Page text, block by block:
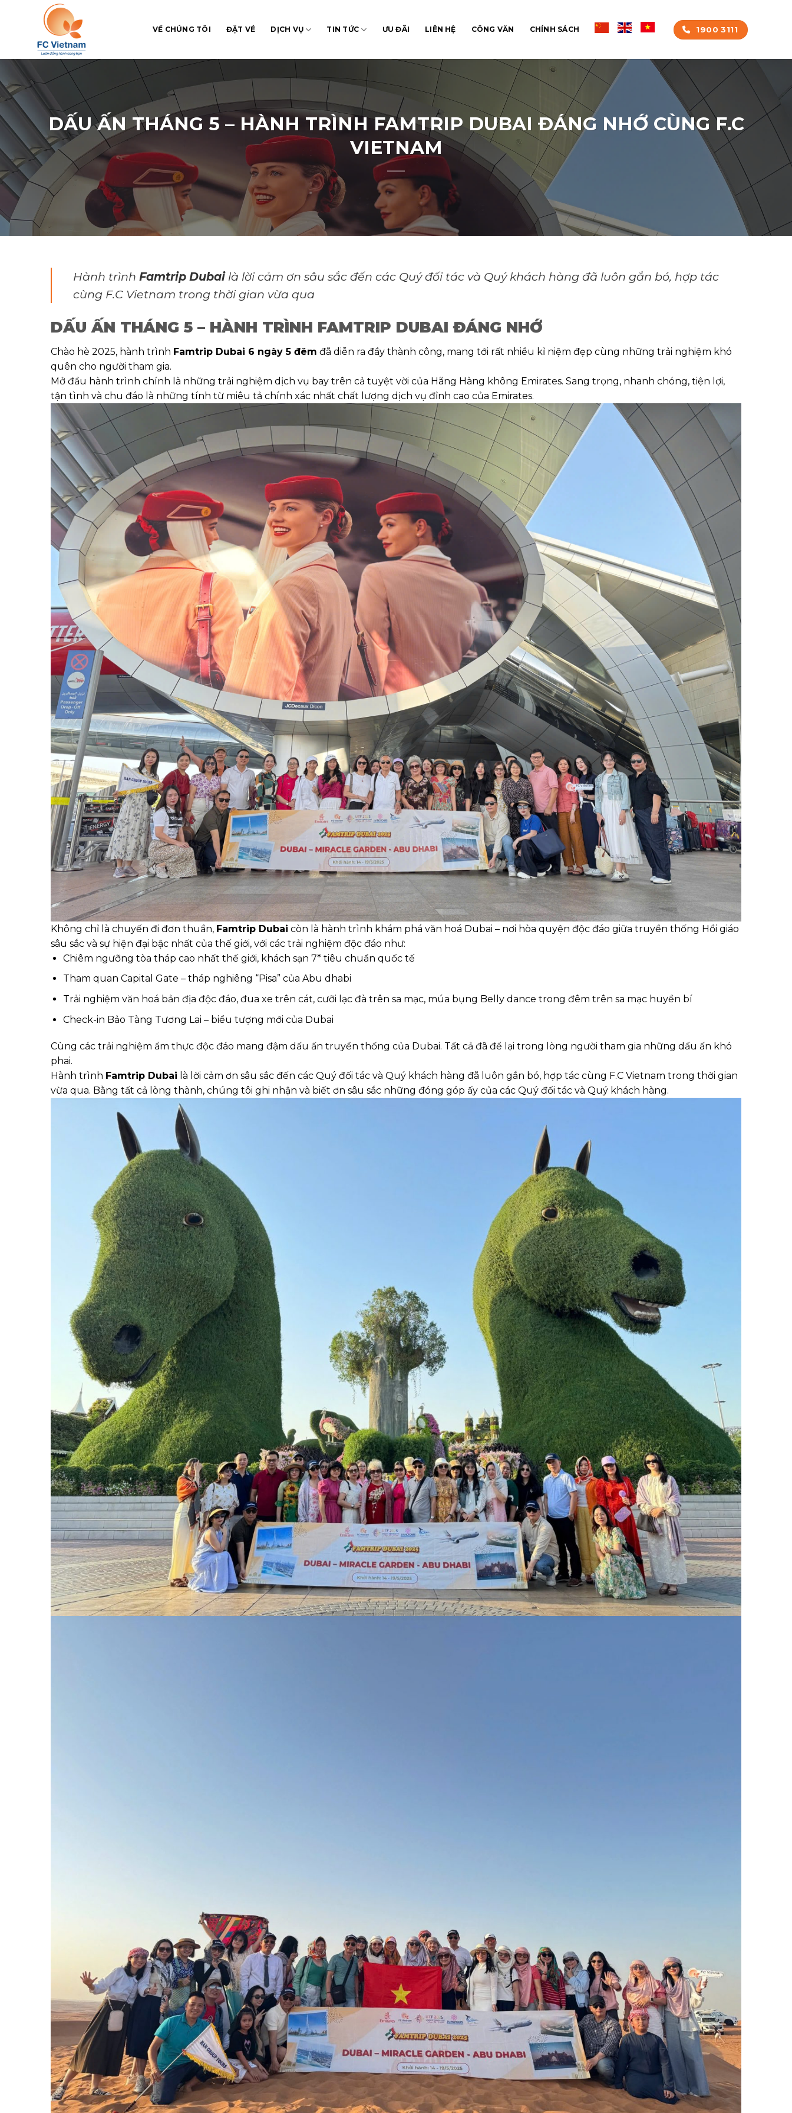
VỀ CHÚNG TÔI ĐẶT VÉ DỊCH VỤ TIN TỨC ƯU ĐÃI LIÊN HỆ CÔNG VĂN CHÍNH SÁCH 1900 3111
DẤU ẤN THÁNG 5 – HÀNH TRÌNH FAMTRIP DUBAI ĐÁNG NHỚ CÙNG F.C
VIETNAM
Hành trình Famtrip Dubailà lời cảm ơn sâu sắc đến các Quý đối tác và Quý khách hàng đã luôn gắn bó, hợp tác
cùng F.C Vietnam trong thời gian vừa qua
DẤU ẤN THÁNG 5 – HÀNH TRÌNH FAMTRIP DUBAI ĐÁNG NHỚ
Chào hè 2025, hành trình Famtrip Dubai 6 ngày 5 đêm đã diễn ra đầy thành công, mang tới rất nhiều kỉ niệm đẹp cùng những trải nghiệm khó
quên cho người tham gia.
Mở đầu hành trình chính là những trải nghiệm dịch vụ bay trên cả tuyệt vời của Hãng Hàng không Emirates. Sang trọng, nhanh chóng, tiện lợi,
tận tình và chu đáo là những tính từ miêu tả chính xác nhất chất lượng dịch vụ đỉnh cao của Emirates.
Không chỉ là chuyến đi đơn thuần, Famtrip Dubai còn là hành trình khám phá văn hoá Dubai – nơi hòa quyện độc đáo giữa truyền thống Hồi giáo
sâu sắc và sự hiện đại bậc nhất của thế giới, với các trải nghiệm độc đáo như:
Chiêm ngưỡng tòa tháp cao nhất thế giới, khách sạn 7* tiêu chuẩn quốc tế
Tham quan Capital Gate – tháp nghiêng “Pisa” của Abu dhabi
Trải nghiệm văn hoá bản địa độc đáo, đua xe trên cát, cưỡi lạc đà trên sa mạc, múa bụng Belly dance trong đêm trên sa mạc huyền bí
Check-in Bảo Tàng Tương Lai – biểu tượng mới của Dubai
Cùng các trải nghiệm ẩm thực độc đáo mang đậm dấu ấn truyền thống của Dubai. Tất cả đã để lại trong lòng người tham gia những dấu ấn khó
phai.
Hành trình Famtrip Dubai là lời cảm ơn sâu sắc đến các Quý đối tác và Quý khách hàng đã luôn gắn bó, hợp tác cùng F.C Vietnam trong thời gian
vừa qua. Bằng tất cả lòng thành, chúng tôi ghi nhận và biết ơn sâu sắc những đóng góp ấy của các Quý đối tác và Quý khách hàng.